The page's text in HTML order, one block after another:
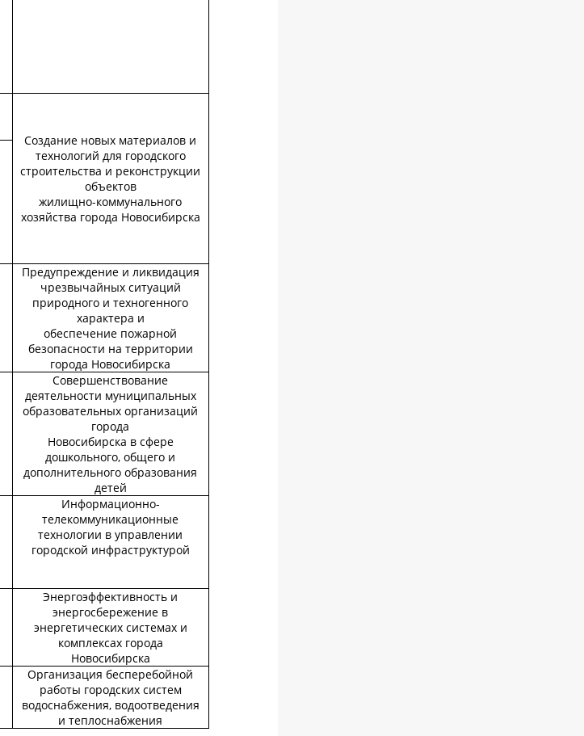
Создание новых материалов и
технологий для городского
строительства и реконструкции
объектов
жилищно-коммунального
хозяйства города Новосибирска
Предупреждение и ликвидация
чрезвычайных ситуаций
природного и техногенного
характера и
обеспечение пожарной
безопасности на территории
города Новосибирска
Совершенствование
деятельности муниципальных
образовательных организаций
города
Новосибирска в сфере
дошкольного, общего и
дополнительного образования
детей
Информационно-
телекоммуникационные
технологии в управлении
городской инфраструктурой
Энергоэффективность и
энергосбережение в
энергетических системах и
комплексах города
Новосибирска
Организация бесперебойной
работы городских систем
водоснабжения, водоотведения
и теплоснабжения